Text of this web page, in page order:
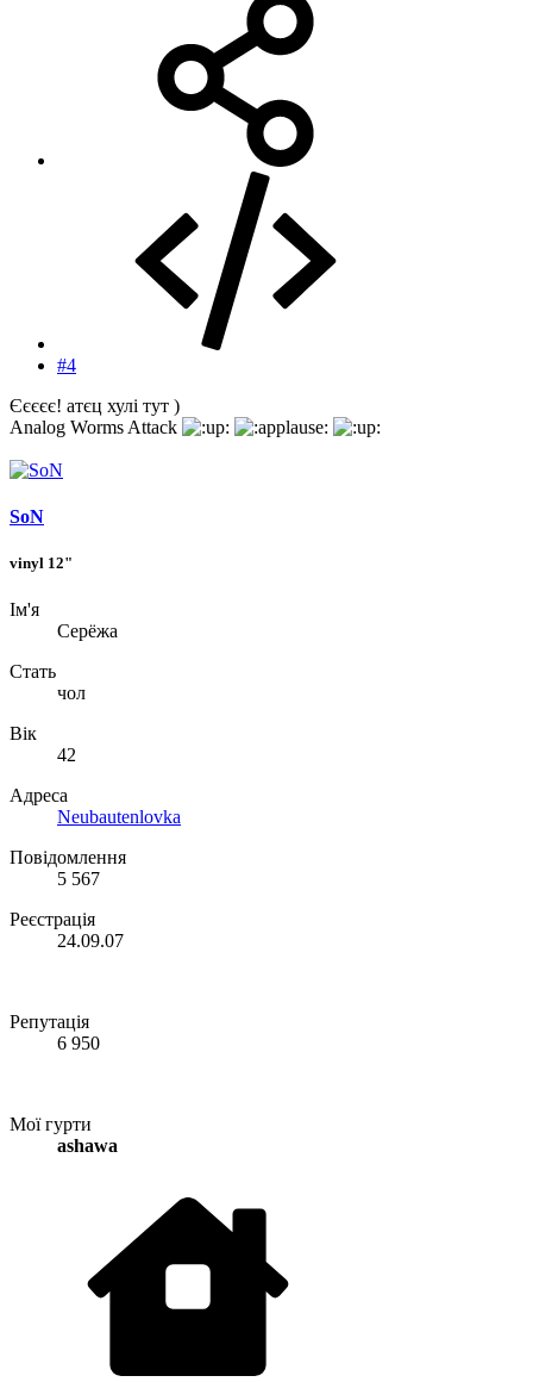
#4
Єєєєє! атєц хулі тут )
Analog Worms Attack
SoN
vinyl 12"
Ім'я
Серёжа
Стать
чол
Вік
42
Адреса
Neubautenlovka
Повідомлення
5 567
Реєстрація
24.09.07
Репутація
6 950
Мої гурти
ashawa